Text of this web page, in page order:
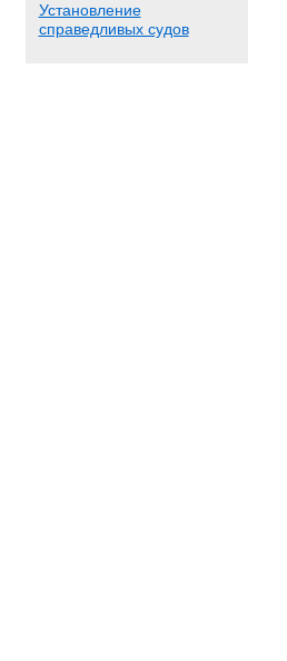
Установление
справедливых судов